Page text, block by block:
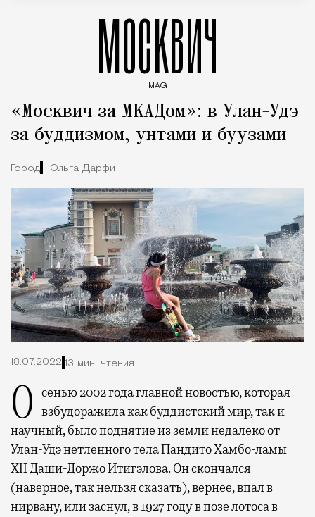
МОСКВИЧ
MAG
«Москвич за МКАДом»: в Улан-Удэ
за буддизмом, унтами и буузами
Город Ольга Дарфи
18.07.2022 13 мин. чтения
Осенью 2002 года главной новостью, которая взбудоражила как буддистский мир, так и
научный, было поднятие из земли недалеко от
Улан-Удэ нетленного тела Пандито Хамбо-ламы
XII Даши-Доржо Итигэлова. Он скончался
(наверное, так нельзя сказать), вернее, впал в
нирвану, или заснул, в 1927 году в позе лотоса в